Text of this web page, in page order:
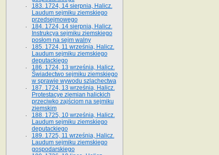
183. 1724, 14 sierpnia, Halicz.
Laudum sejmiku ziemskiego
przedsejmowego
184. 1724, 14 sierpnia, Halicz.
Instrukcya sejmiku ziemskiego
posłom na sejm walny
185. 1724, 11 września, Halicz.
Laudum sejmiku ziemskiego
deputackiego
186. 1724, 13 września, Halicz.
Świadectwo sejmiku ziemskiego
w sprawie wywodu szlachectwa
187. 1724, 13 września, Halicz.
Protestacye ziemian halickich
przeciwko zajściom na sejmiku
ziemskim
188. 1725, 10 września, Halicz.
Laudum sejmiku ziemskiego
deputackiego
189. 1725, 11 września, Halicz.
Laudum sejmiku ziemskiego
gospodarskiego